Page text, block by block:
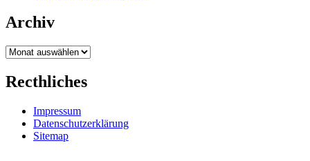
Archiv
Archiv
Recthliches
Impressum
Datenschutzerklärung
Sitemap